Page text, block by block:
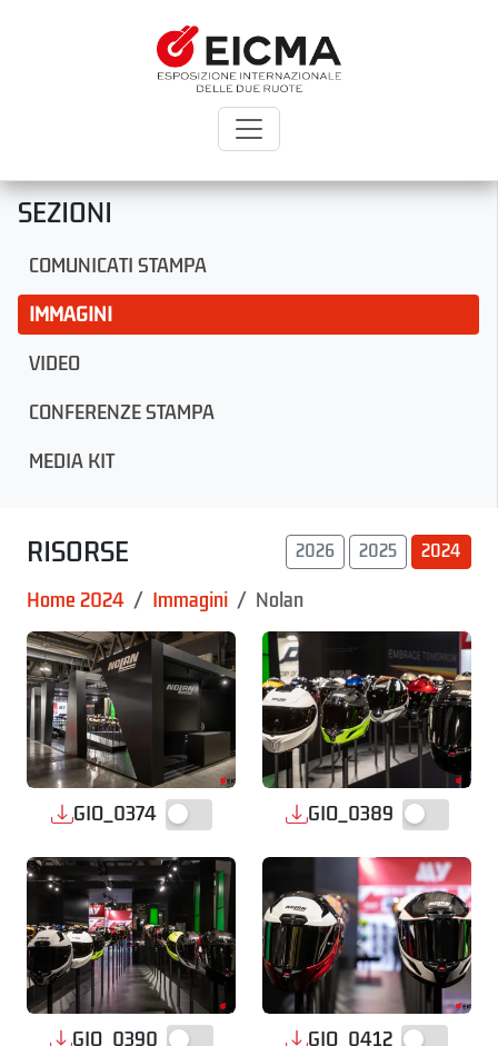
SEZIONI
COMUNICATI STAMPA
IMMAGINI
VIDEO
CONFERENZE STAMPA
MEDIA KIT
RISORSE 2026 2025 2024
Home 2024 Immagini Nolan
GIO_0374 GIO_0389
GIO_0390 GIO_0412